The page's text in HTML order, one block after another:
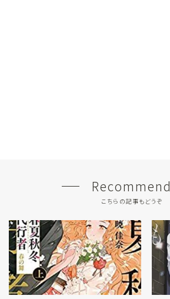
Recommend
こちらの記事もどうぞ